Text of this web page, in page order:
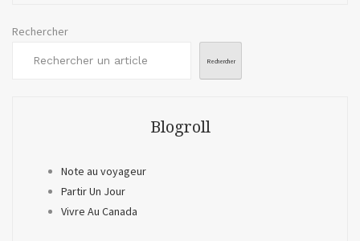
Rechercher
Rechercher
Blogroll
Note au voyageur
Partir Un Jour
Vivre Au Canada